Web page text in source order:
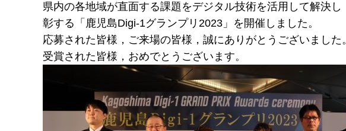
県内の各地域が直面する課題をデジタル技術を活用して解決
彰する「鹿児島Digi-1グランプリ2023」を開催しました。
応募された皆様，ご来場の皆様，誠にありがとうございました。
受賞された皆様，おめでとうございます。